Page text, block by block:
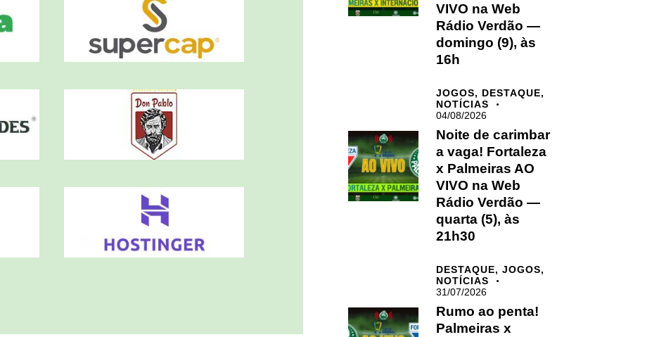
VIVO na Web
Rádio Verdão —
domingo (9), às
16h
JOGOS, DESTAQUE,
NOTÍCIAS
04/08/2026
Noite de carimbar
a vaga! Fortaleza
x Palmeiras AO
VIVO na Web
Rádio Verdão —
quarta (5), às
21h30
DESTAQUE,JOGOS,
NOTÍCIAS
31/07/2026
Rumo ao penta!
Palmeiras x